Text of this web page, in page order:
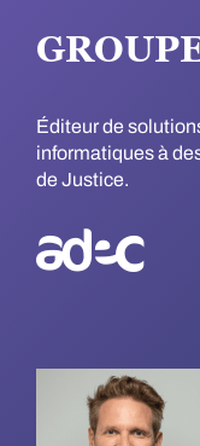
Éditeur de
informatiques à
de Justice.